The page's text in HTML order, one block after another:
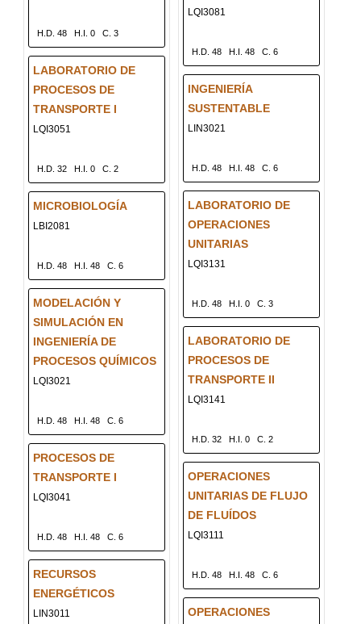
H.D. 48 H.I. 0 C. 3
LABORATORIO DE
PROCESOS DE
TRANSPORTE I
LQI3051
H.D. 32 H.I. 0 C. 2
MICROBIOLOGÍA
LBI2081
H.D. 48 H.I. 48 C. 6
MODELACIÓN Y
SIMULACIÓN EN
INGENIERÍA DE
PROCESOS QUÍMICOS
LQI3021
H.D. 48 H.I. 48 C. 6
PROCESOS DE
TRANSPORTE I
LQI3041
H.D. 48 H.I. 48 C. 6
RECURSOS
ENERGÉTICOS
LIN3011
LQI3081
H.D. 48 H.I. 48 C. 6
INGENIERÍA
SUSTENTABLE
LIN3021
H.D. 48 H.I. 48 C. 6
LABORATORIO DE
OPERACIONES
UNITARIAS
LQI3131
H.D. 48 H.I. 0 C. 3
LABORATORIO DE
PROCESOS DE
TRANSPORTE II
LQI3141
H.D. 32 H.I. 0 C. 2
OPERACIONES
UNITARIAS DE FLUJO
DE FLUÍDOS
LQI3111
H.D. 48 H.I. 48 C. 6
OPERACIONES